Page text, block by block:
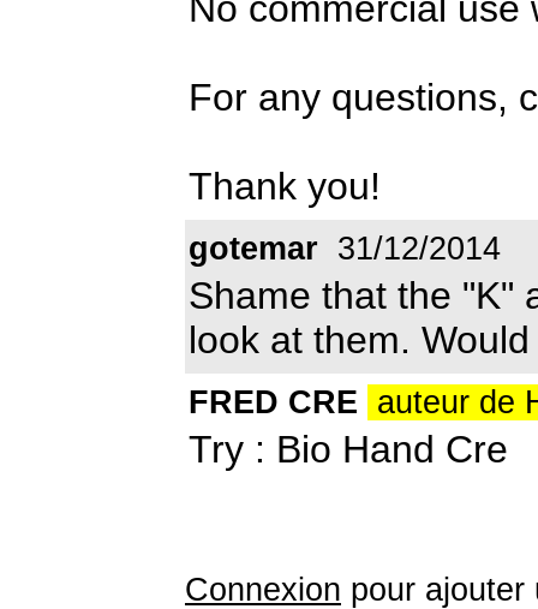
For any questions,
Thank you!
gotemar 31/12/2014
Shame that the "K"
look at them.
FRED CRE auteur de
Try : Bio Hand Cre
Connexion pour ajouter